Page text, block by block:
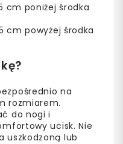
cm poniżej środka
cm powyżej środka
na
rozmiarem.
do nogi i
ucisk. Nie
uszkodzoną lub